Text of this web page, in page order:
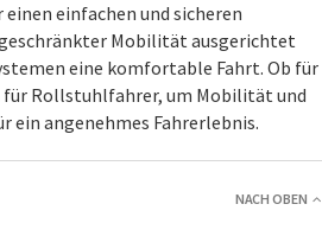
einfachen und sicheren
Mobilität ausgerichtet
eine komfortable Fahrt. Ob für
für Rollstuhlfahrer, um Mobilität und
ein angenehmes Fahrerlebnis.
NACH OBEN